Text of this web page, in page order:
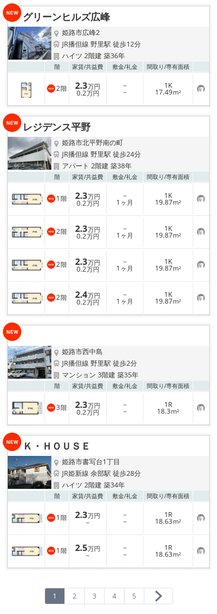
り
グリーンヒルズ広峰
姫路市広峰2
JR播但線 野里駅 徒歩12分
ハイツ 2階建 築36年
階 家賃/共益費 敷金/礼金 間取り/専有面積
2階 2.3万円
0.2万円
－
－
1K
17.49m² お
気
に
り
レジデンス平野
姫路市北平野南の町
JR播但線 野里駅 徒歩24分
アパート 2階建 築38年
階 家賃/共益費 敷金/礼金 間取り/専有面積
1 階 2.3万円
0.2万円
－
1 ヶ月
1K
19.87m² お
気
に
入
り
登
録
2階 2.3万円
0.2万円
－
1 ヶ月
1K
19.87m² お
気
に
入
り
登
録
2階 2.3万円
0.2万円
－
1 ヶ月
1K
19.87m² お
気
に
入
り
登
録
2階 2.4万円
0.2万円
－
1 ヶ月
1K
19.87m² お
気
に
り
姫路市西中島
JR播但線 野里駅 徒歩2分
マンション 3階建 築35年
階 家賃/共益費 敷金/礼金 間取り/専有面積
3階 2.3万円
0.2万円
－
－
1R
18.3m² お
気
に
り
Ｋ・ＨＯＵＳＥ
姫路市書写台1丁目
JR姫新線 余部駅 徒歩28分
ハイツ 2階建 築34年
階 家賃/共益費 敷金/礼金 間取り/専有面積
1 階 2.3万円
－
－
－
1R
18.63m² お
気
に
入
り
登
録
1 階 2.5万円
－
－
－
1R
18.63m² お
気
に
1 2 3 4 5